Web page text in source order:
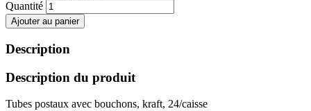
Quantité
Ajouter au panier
Description
Description du produit
Tubes postaux avec bouchons, kraft, 24/caisse